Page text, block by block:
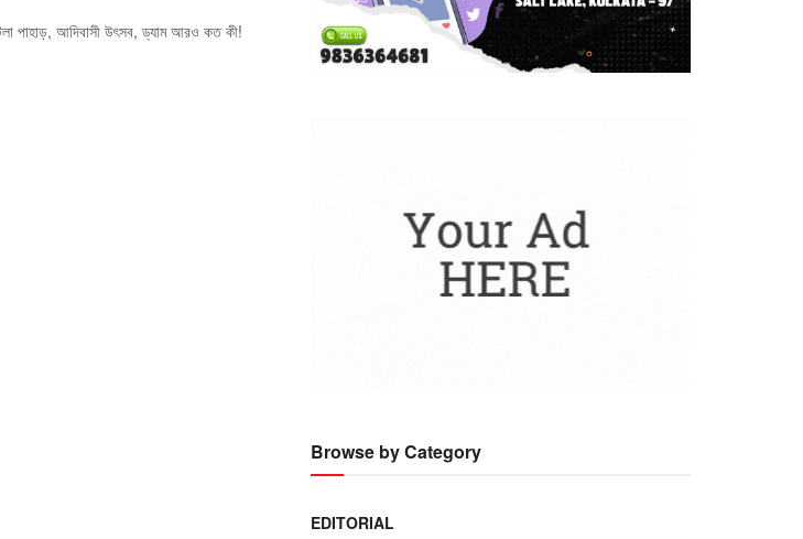
পাহাড়, আদিবাসী উৎসব, ড্যাম আরও কত কী!
Browse by Category
EDITORIAL